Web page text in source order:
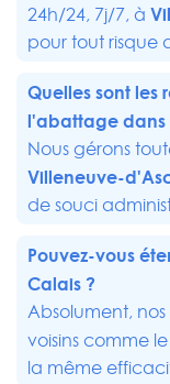
24h/24, 7j/7, à
pour tout risque
Quelles sont
l'abattage dans
Nous gérons
Villeneuve-
de souci
Pouvez-vous
Calais ?
Absolument,
voisins comme le
la même